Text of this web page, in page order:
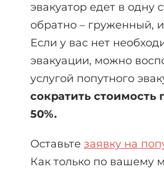
эвакуатор едет в одну
обратно – груженный,
Если у вас нет
эвакуации, можно
услугой попутного
сократить стоимость
50%.
Оставьтезаявку на
Как только по вашему